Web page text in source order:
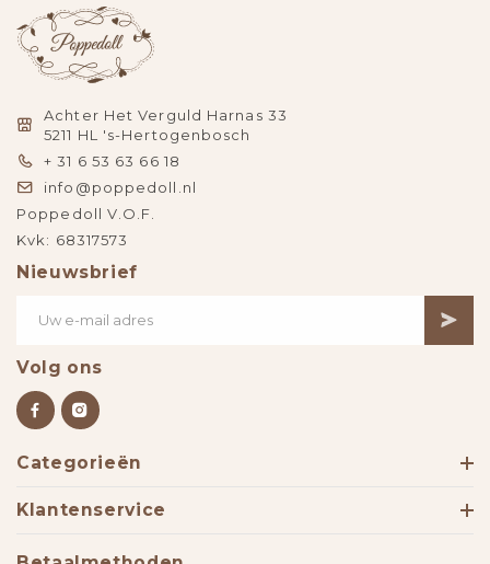
Achter Het Verguld Harnas 33
5211 HL 's-Hertogenbosch
+ 31 6 53 63 66 18
info@poppedoll.nl
Poppedoll V.O.F.
Kvk: 68317573
Nieuwsbrief
Volg ons
Categorieën
Klantenservice